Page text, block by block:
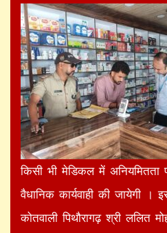
किसी भी मेडिकल में अनियमितता
वैधानिक कार्यवाही की जायेगी ।
कोतवाली पिथौरागढ़ श्री ललित